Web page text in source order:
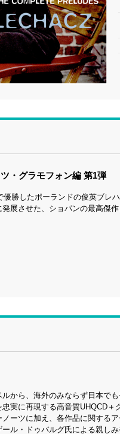
・グラモフォン編 第1弾
勝したポーランドの俊英ブレ
展させた、ショパンの最高傑
から、海外のみならず日本で
実に再現する高音質UHQCD＋
ーツに加え、各作品に関する
ル・ドゥバルグ氏による親し